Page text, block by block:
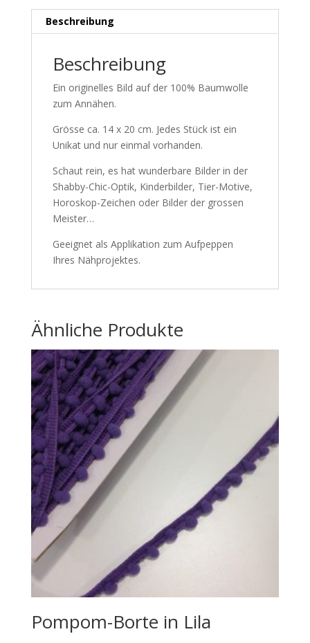
Beschreibung
Beschreibung
Ein originelles Bild auf der 100% Baumwolle
zum Annähen.
Grösse ca. 14 x 20 cm. Jedes Stück ist ein
Unikat und nur einmal vorhanden.
Schaut rein, es hat wunderbare Bilder in der
Shabby-Chic-Optik, Kinderbilder, Tier-Motive,
Horoskop-Zeichen oder Bilder der grossen
Meister…
Geeignet als Applikation zum Aufpeppen
Ihres Nähprojektes.
Ähnliche Produkte
Pompom-Borte in Lila